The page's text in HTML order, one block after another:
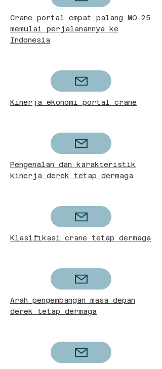
Crane portal empat palang MQ-25
memulai perjalanannya ke
Indonesia
Kinerja ekonomi portal crane
Pengenalan dan karakteristik
kinerja derek tetap dermaga
Klasifikasi crane tetap dermaga
Arah pengembangan masa depan
derek tetap dermaga